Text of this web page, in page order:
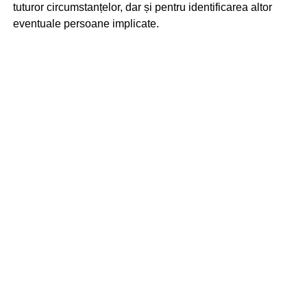
tuturor circumstanțelor, dar și pentru identificarea altor
eventuale persoane implicate.